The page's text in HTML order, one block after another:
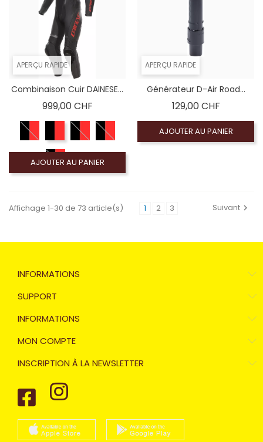
APERÇU RAPIDE
Combinaison Cuir DAINESE...
999,00 CHFPrix
AJOUTER AU PANIER
APERÇU RAPIDE
Générateur D-Air Road...
129,00 CHFPrix
AJOUTER AU PANIER
Affichage 1-30 de 73 article(s) 1 2 3 Suivant
INFORMATIONS
SUPPORT
INFORMATIONS
MON COMPTE
INSCRIPTION À LA NEWSLETTER